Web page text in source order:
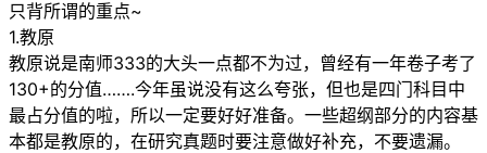
只背所谓的重点~
1.教原
教原说是南师333的大头一点都不为过，曾经有一年卷子考了
130+的分值…….今年虽说没有这么夸张，但也是四门科目中
最占分值的啦，所以一定要好好准备。一些超纲部分的内容基
本都是教原的，在研究真题时要注意做好补充，不要遗漏。